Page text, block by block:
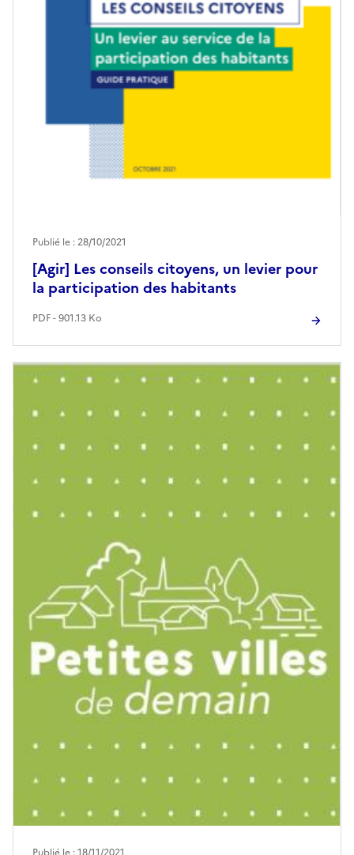
[Agir] Les conseils citoyens, un levier pour
la participation des habitants
Publié le : 28/10/2021
PDF - 901.13 Ko
Image